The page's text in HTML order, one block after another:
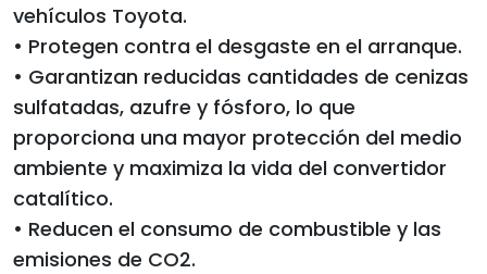
vehículos Toyota.
• Protegen contra el desgaste en el arranque.
• Garantizan reducidas cantidades de cenizas
sulfatadas, azufre y fósforo, lo que
proporciona una mayor protección del medio
ambiente y maximiza la vida del convertidor
catalítico.
• Reducen el consumo de combustible y las
emisiones de CO2.